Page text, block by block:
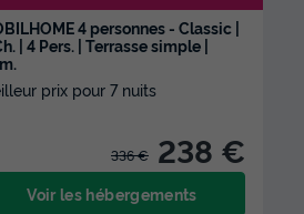
4 personnes - Classic |
| 4 Pers. | Terrasse simple |
prix pour 7 nuits
336 € 238 €
Voir les hébergements